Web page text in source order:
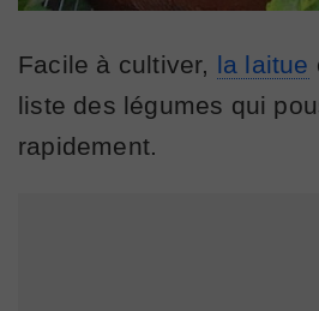
Facile à cultiver, la laitue
liste des légumes qui
rapidement.